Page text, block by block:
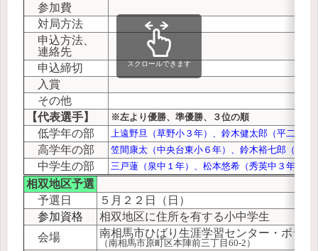
参加費
対局方法
申込方法、
連絡先
申込締切
入賞
その他
【代表選手】
※左より優勝、準優勝、３位の順
低学年の部 上遠野旦（草野小３年）、鈴木健太郎（平二小
高学年の部 笠間康太（中央台東小６年）、鈴木裕七郎（平
中学生の部 三戸蓮（泉中１年）、松本悠希（秀英中３年）、
スクロールできます
相双地区予選
予選日
５月２２日（日）
参加資格
相双地区に住所を有する小中学生
会場
南相馬市ひばり生涯学習センター・ボラン
（南相馬市原町区本陣前三丁目60-2）